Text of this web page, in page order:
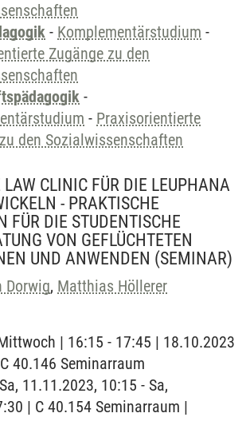
- Komplementärstudium -
Zugänge zu den
-
- Praxisorientierte
den Sozialwissenschaften
LAW CLINIC FÜR DIE LEUPHANA
- PRAKTISCHE
FÜR DIE STUDENTISCHE
VON GEFLÜCHTETEN
UND ANWENDEN (SEMINAR)
Dorwig, Matthias Höllerer
| 16:15 - 17:45 | 18.10.2023
40.146 Seminarraum
11.11.2023, 10:15 - Sa,
| C 40.154 Seminarraum |